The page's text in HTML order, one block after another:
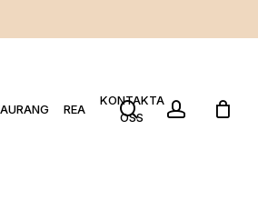
REA
KONTAKTA
OSSsearchaccount